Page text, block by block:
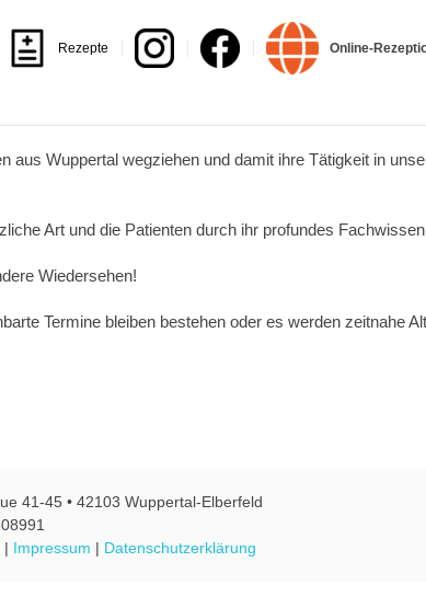
Rezepte Online-
Wuppertal wegziehen und damit ihre Tätigkeit in
Art und die Patienten durch ihr profundes
Wiedersehen!
Termine bleiben bestehen oder es werden zeitnahe
41-45 • 42103 Wuppertal-Elberfeld
| Impressum | Datenschutzerklärung